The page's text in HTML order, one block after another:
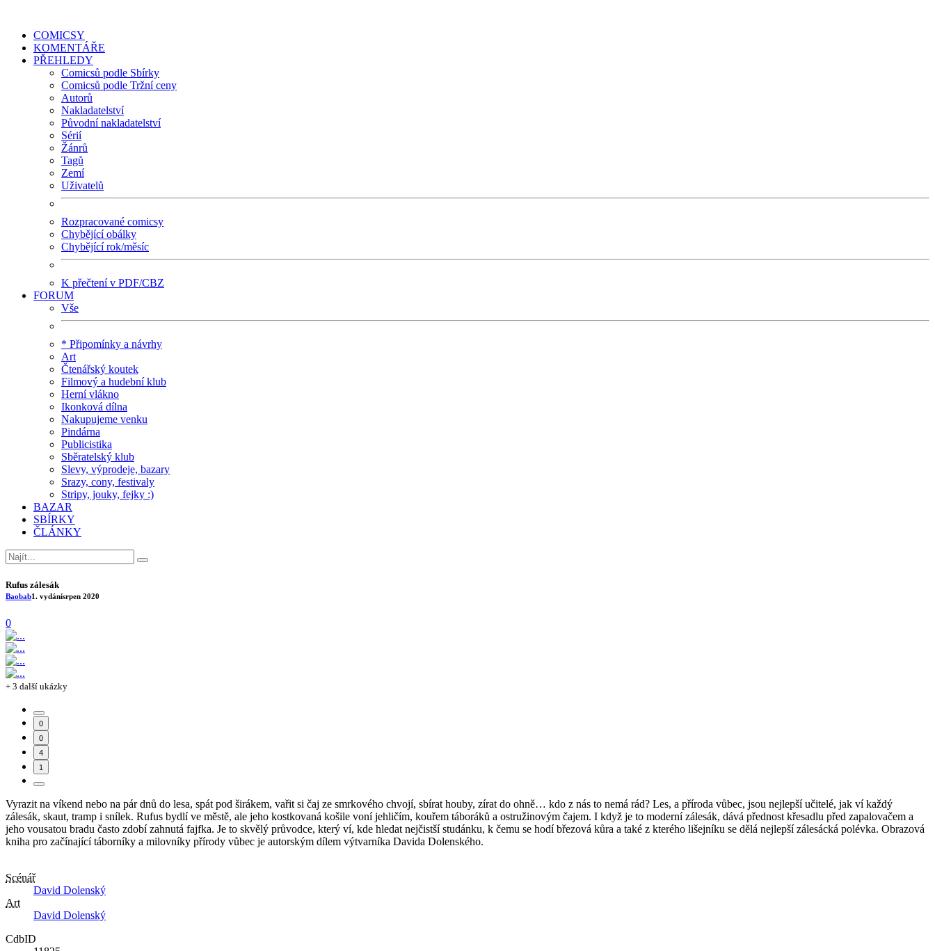
COMICSY
KOMENTÁŘE
PŘEHLEDY
Comicsů podle Sbírky
Comicsů podle Tržní ceny
Autorů
Nakladatelství
Původní nakladatelství
Sérií
Žánrů
Tagů
Zemí
Uživatelů
Rozpracované comicsy
Chybějící obálky
Chybějící rok/měsíc
K přečtení v PDF/CBZ
FORUM
Vše
* Připomínky a návrhy
Art
Čtenářský koutek
Filmový a hudební klub
Herní vlákno
Ikonková dílna
Nakupujeme venku
Pindárna
Publicistika
Sběratelský klub
Slevy, výprodeje, bazary
Srazy, cony, festivaly
Stripy, jouky, fejky :)
BAZAR
SBÍRKY
ČLÁNKY
Rufus zálesák
Baobab1. vydánísrpen 2020
0
+ 3 další ukázky
0
0
4
1
Vyrazit na víkend nebo na pár dnů do lesa, spát pod širákem, vařit si čaj ze smrkového chvojí, sbírat houby, zírat do ohně… kdo z nás to nemá rád? Les, a příroda vůbec, jsou nejlepší učitelé, jak ví každý
zálesák, skaut, tramp i snílek. Rufus bydlí ve městě, ale jeho kostkovaná košile voní jehličím, kouřem táboráků a ostružinovým čajem. I když je to moderní zálesák, dává přednost křesadlu před zapalovačem a
jeho vousatou bradu často zdobí zahnutá fajfka. Je to skvělý průvodce, který ví, kde hledat nejčistší studánku, k čemu se hodí březová kůra a také z kterého lišejníku se dělá nejlepší zálesácká polévka. Obrazová
kniha pro začínající táborníky a milovníky přírody vůbec je autorským dílem výtvarníka Davida Dolenského.
Scénář
David Dolenský
Art
David Dolenský
CdbID